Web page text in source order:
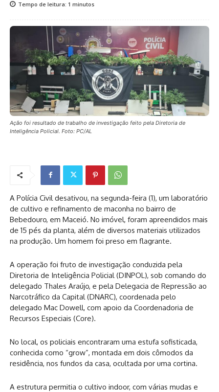
Tempo de leitura: 1 minutos
Ação foi resultado de trabalho de investigação feito pela Diretoria de
Inteligência Policial. Foto: PC/AL
A Polícia Civil desativou, na segunda-feira (1), um laboratório
de cultivo e refinamento de maconha no bairro de
Bebedouro, em Maceió. No imóvel, foram apreendidos mais
de 15 pés da planta, além de diversos materiais utilizados
na produção. Um homem foi preso em flagrante.
A operação foi fruto de investigação conduzida pela
Diretoria de Inteligência Policial (DINPOL), sob comando do
delegado Thales Araújo, e pela Delegacia de Repressão ao
Narcotráfico da Capital (DNARC), coordenada pelo
delegado Mac Dowell, com apoio da Coordenadoria de
Recursos Especiais (Core).
No local, os policiais encontraram uma estufa sofisticada,
conhecida como “grow”, montada em dois cômodos da
residência, nos fundos da casa, ocultada por uma cortina.
A estrutura permitia o cultivo indoor, com várias mudas e